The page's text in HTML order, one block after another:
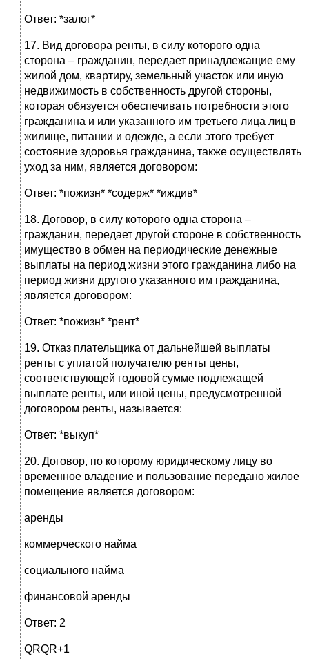
Ответ: *залог*
17. Вид договора ренты, в силу которого одна
сторона – гражданин, передает принадлежащие ему
жилой дом, квартиру, земельный участок или иную
недвижимость в собственность другой стороны,
которая обязуется обеспечивать потребности этого
гражданина и или указанного им третьего лица лиц в
жилище, питании и одежде, а если этого требует
состояние здоровья гражданина, также осуществлять
уход за ним, является договором:
Ответ: *пожизн* *содерж* *иждив*
18. Договор, в силу которого одна сторона –
гражданин, передает другой стороне в собственность
имущество в обмен на периодические денежные
выплаты на период жизни этого гражданина либо на
период жизни другого указанного им гражданина,
является договором:
Ответ: *пожизн* *рент*
19. Отказ плательщика от дальнейшей выплаты
ренты с уплатой получателю ренты цены,
соответствующей годовой сумме подлежащей
выплате ренты, или иной цены, предусмотренной
договором ренты, называется:
Ответ: *выкуп*
20. Договор, по которому юридическому лицу во
временное владение и пользование передано жилое
помещение является договором:
аренды
коммерческого найма
социального найма
финансовой аренды
Ответ: 2
QRQR+1